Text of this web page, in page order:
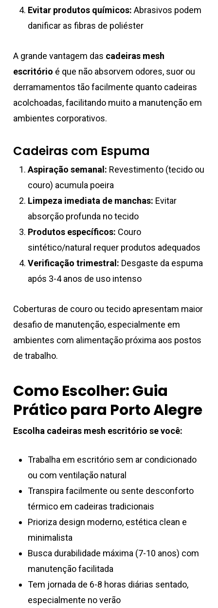
Evitar produtos químicos: Abrasivos podem
danificar as fibras de poliéster
A grande vantagem das cadeiras mesh
escritório é que não absorvem odores, suor ou
derramamentos tão facilmente quanto cadeiras
acolchoadas, facilitando muito a manutenção em
ambientes corporativos.
Cadeiras com Espuma
Aspiração semanal: Revestimento (tecido ou
couro) acumula poeira
Limpeza imediata de manchas: Evitar
absorção profunda no tecido
Produtos específicos: Couro
sintético/natural requer produtos adequados
Verificação trimestral: Desgaste da espuma
após 3-4 anos de uso intenso
Coberturas de couro ou tecido apresentam maior
desafio de manutenção, especialmente em
ambientes com alimentação próxima aos postos
de trabalho.
Como Escolher: Guia
Prático para Porto Alegre
Escolha cadeiras mesh escritório se você:
Trabalha em escritório sem ar condicionado
ou com ventilação natural
Transpira facilmente ou sente desconforto
térmico em cadeiras tradicionais
Prioriza design moderno, estética clean e
minimalista
Busca durabilidade máxima (7-10 anos) com
manutenção facilitada
Tem jornada de 6-8 horas diárias sentado,
especialmente no verão